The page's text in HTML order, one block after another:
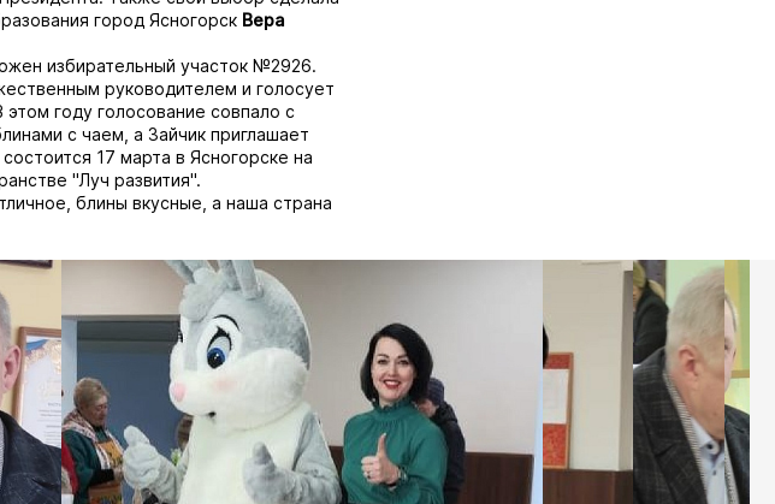
город Ясногорск Вера
избирательный участок №2926.
руководителем и голосует
году голосование совпало с
с чаем, а Зайчик приглашает
17 марта в Ясногорске на
"Луч развития".
блины вкусные, а наша страна